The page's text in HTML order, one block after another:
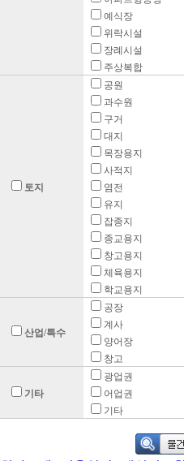
예식장
위락시설
장례시설
주상복합
토지
공원
과수원
구거
대지
목장용지
사적지
염전
유지
잡종지
종교용지
창고용지
체육용지
학교용지
산업/특수
공장
계사
양어장
창고
기타
광업권
어업권
기타